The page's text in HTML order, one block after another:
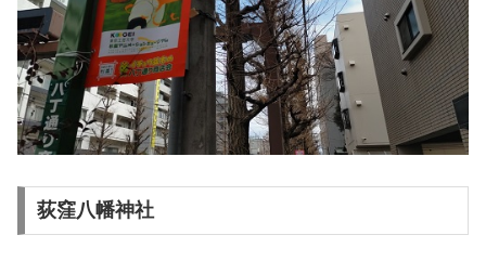
荻窪八幡神社